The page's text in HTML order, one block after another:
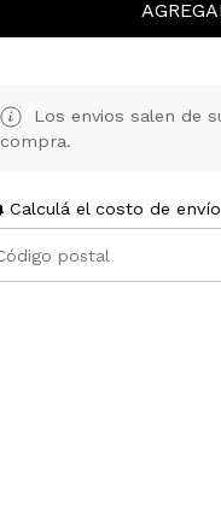
Los envios salen de
compra.
Calculá el costo de envío